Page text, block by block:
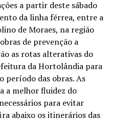
a partir deste sábado
da linha férrea, entre a
de Moraes, na região
de prevenção a
as rotas alterativas do
da Hortolândia para
das obras. As
a melhor fluidez do
para evitar
abaixo os itinerários das